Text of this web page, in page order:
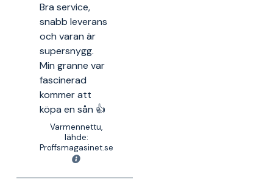
Bra service,
snabb leverans
och varan är
supersnygg.
Min granne var
fascinerad
kommer att
köpa en sån 👍
Varmennettu,
lähde:
Proffsmagasinet.se